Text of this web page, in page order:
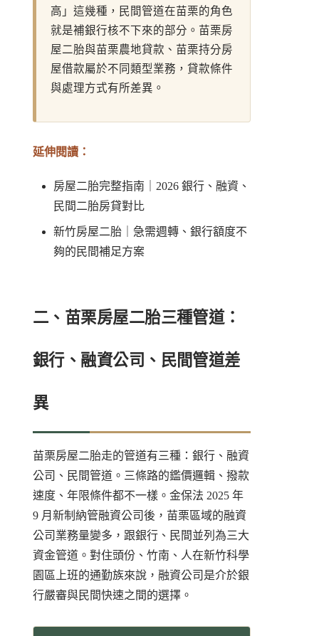
高」這幾種，民間管道在苗栗的角色
就是補銀行核不下來的部分。苗栗房
屋二胎與苗栗農地貸款 、 苗栗持分房
屋借款屬於不同類型業務，貸款條件
與處理方式有所差異。
延伸閱讀：
房屋二胎完整指南｜2026 銀行、融資、
民間二胎房貸對比
新竹房屋二胎｜急需週轉、銀行額度不
夠的民間補足方案
二、苗栗房屋二胎三種管道：
銀行、融資公司、民間管道差
異
苗栗房屋二胎走的管道有三種：銀行、融資
公司、民間管道。三條路的鑑價邏輯、撥款
速度、年限條件都不一樣。金保法 2025 年
9 月新制納管融資公司後，苗栗區域的融資
公司業務量變多，跟銀行、民間並列為三大
資金管道。對住頭份、竹南、人在新竹科學
園區上班的通勤族來說，融資公司是介於銀
行嚴審與民間快速之間的選擇。